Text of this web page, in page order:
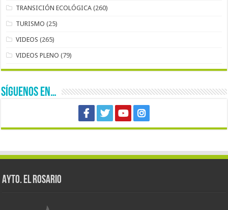
TRANSICIÓN ECOLÓGICA (260)
TURISMO (25)
VIDEOS (265)
VIDEOS PLENO (79)
SÍGUENOS EN…
AYTO. EL ROSARIO